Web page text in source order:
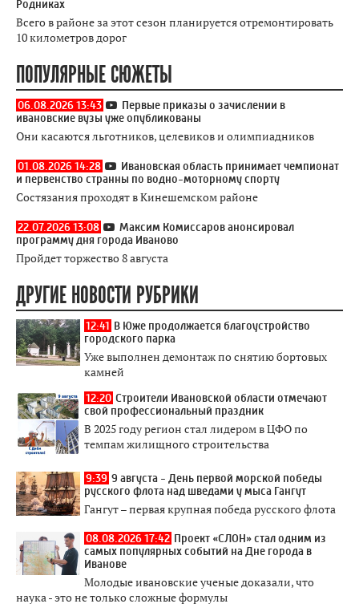
Родниках
Всего в районе за этот сезон планируется отремонтировать
10 километров дорог
ПОПУЛЯРНЫЕ СЮЖЕТЫ
06.08.2026 13:43
Первые приказы о зачислении в
ивановские вузы уже опубликованы
Они касаются льготников, целевиков и олимпиадников
01.08.2026 14:28
Ивановская область принимает чемпионат
и первенство странны по водно-моторному спорту
Состязания проходят в Кинешемском районе
22.07.2026 13:08
Максим Комиссаров анонсировал
программу дня города Иваново
Пройдет торжество 8 августа
ДРУГИЕ НОВОСТИ РУБРИКИ
12:41 В Юже продолжается благоустройство
городского парка
Уже выполнен демонтаж по снятию бортовых
камней
12:20 Строители Ивановской области отмечают
свой профессиональный праздник
В 2025 году регион стал лидером в ЦФО по
темпам жилищного строительства
9:39 9 августа - День первой морской победы
русского флота над шведами у мыса Гангут
Гангут – первая крупная победа русского флота
08.08.2026 17:42 Проект «СЛОН» стал одним из
самых популярных событий на Дне города в
Иванове
Молодые ивановские ученые доказали, что
наука - это не только сложные формулы